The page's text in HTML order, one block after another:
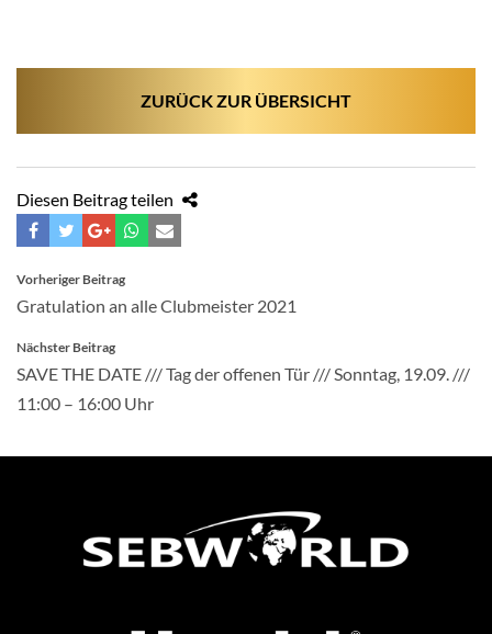
ZURÜCK ZUR ÜBERSICHT
Diesen Beitrag teilen
BEITRAGSNAVIGATION
Vorheriger Beitrag
Gratulation an alle Clubmeister 2021
Nächster Beitrag
SAVE THE DATE /// Tag der offenen Tür /// Sonntag, 19.09. ///
11:00 – 16:00 Uhr